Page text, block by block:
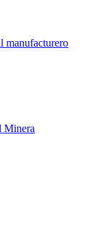
manufacturero
Minera